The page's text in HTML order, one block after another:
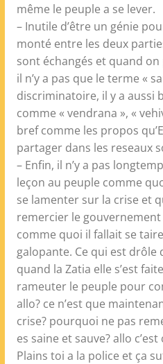
même le peuple a se lever.
– Inutile d’être un génie
monté entre les deux
sont échangés et quand
il n’y a pas que le terme «
discriminatoire, il y a aussi
comme « vendrana », «
bref comme les propos
partager dans les reseaux
– Enfin, il n’y a pas
leçon au peuple comme
se lamenter sur la crise et
remercier le
comme quoi il fallait se
galopante. Ce qui est drôle
quand la Zatia elle s’est
rameuter le peuple pour
allo? ce n’est que
crise? pourquoi ne pas
es saine et sauve? allo
Plains toi a la police et ça